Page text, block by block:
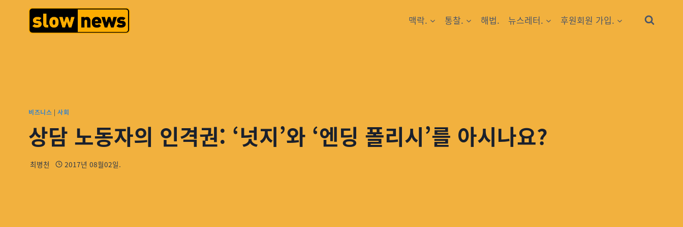
맥락. 통찰. 해법. 뉴스레터. 후원회원 가입.
비즈니스 |사회
상담 노동자의 인격권: ‘넛지’와 ‘엔딩 폴리시’를 아시나요?
최병천 2017년 08월02일.